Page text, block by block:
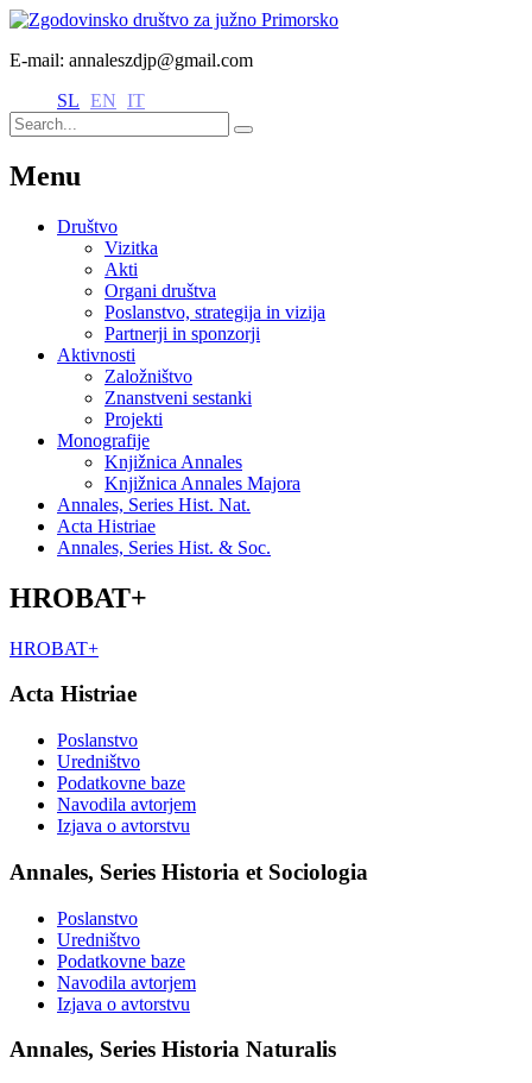
E-mail: annaleszdjp@gmail.com
SL EN IT
Menu
Društvo
Vizitka
Akti
Organi društva
Poslanstvo, strategija in vizija
Partnerji in sponzorji
Aktivnosti
Založništvo
Znanstveni sestanki
Projekti
Monografije
Knjižnica Annales
Knjižnica Annales Majora
Annales, Series Hist. Nat.
Acta Histriae
Annales, Series Hist. & Soc.
HROBAT+
HROBAT+
Acta Histriae
Poslanstvo
Uredništvo
Podatkovne baze
Navodila avtorjem
Izjava o avtorstvu
Annales, Series Historia et Sociologia
Poslanstvo
Uredništvo
Podatkovne baze
Navodila avtorjem
Izjava o avtorstvu
Annales, Series Historia Naturalis